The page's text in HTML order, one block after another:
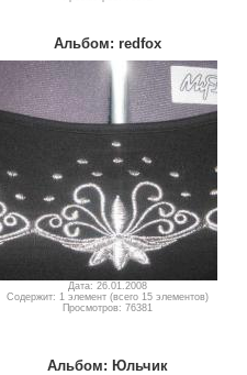
Альбом: redfox
Дата: 26.01.2008
Содержит: 1 элемент (всего 15 элементов)
Просмотров: 76381
Альбом: Юльчик